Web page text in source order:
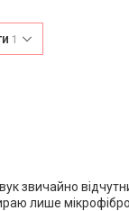
1
звичайно
лише